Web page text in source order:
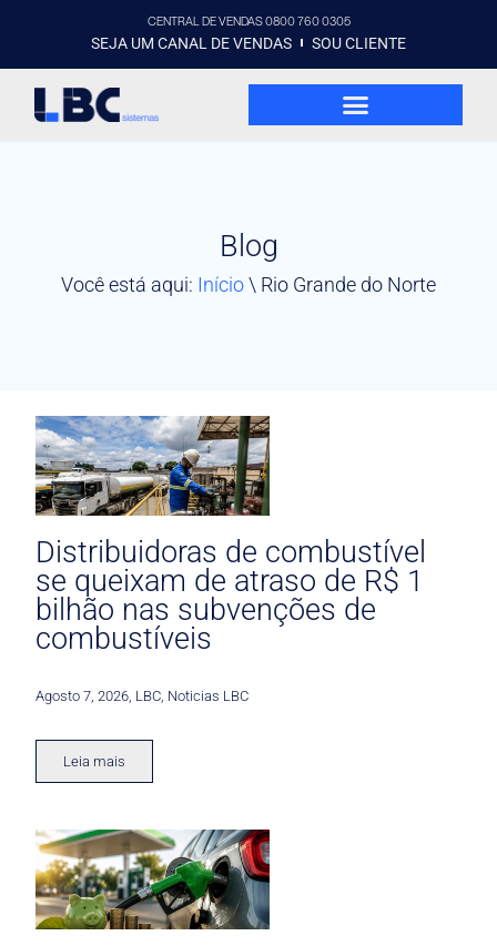
CENTRAL DE VENDAS 0800 760 0305
SEJA UM CANAL DE VENDAS SOU CLIENTE
Blog
Você está aqui: Início\ Rio Grande do Norte
Distribuidoras de combustível
se queixam de atraso de R$ 1
bilhão nas subvenções de
combustíveis
Agosto 7, 2026 LBC Noticias LBC
Leia mais